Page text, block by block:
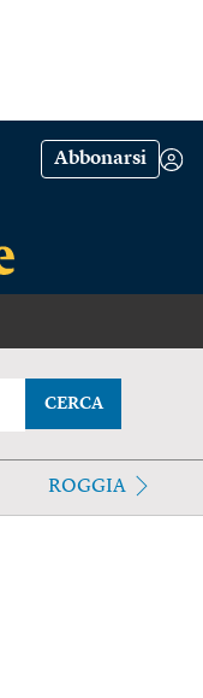
Abbonarsi
CERCA
ROGGIA